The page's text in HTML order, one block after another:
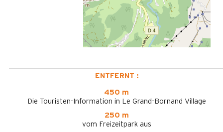
ENTFERNT :
450 m
Die Touristen-Information in Le Grand-Bornand Village
250 m
vom Freizeitpark aus